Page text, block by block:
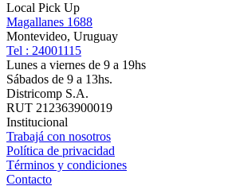
Local Pick Up
Magallanes 1688
Montevideo, Uruguay
Tel : 24001115
Lunes a viernes de 9 a 19hs
Sábados de 9 a 13hs.
Districomp S.A.
RUT 212363900019
Institucional
Trabajá con nosotros
Política de privacidad
Términos y condiciones
Contacto